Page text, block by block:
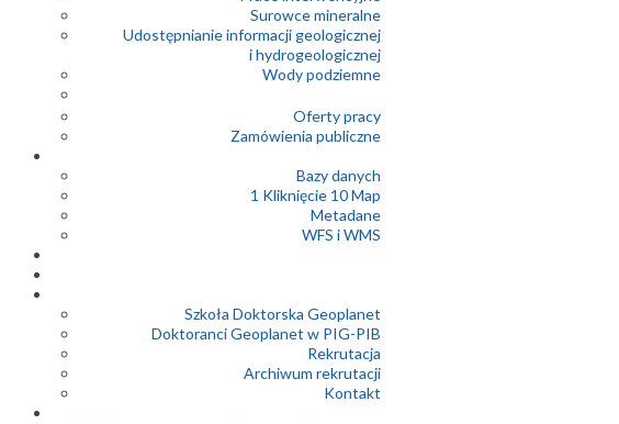
Surowce mineralne
Udostępnianie informacji geologicznej
i hydrogeologicznej
Wody podziemne
Oferty pracy
Zamówienia publiczne
Bazy danych
1 Kliknięcie 10 Map
Metadane
WFS i WMS
Szkoła Doktorska Geoplanet
Doktoranci Geoplanet w PIG-PIB
Rekrutacja
Archiwum rekrutacji
Kontakt